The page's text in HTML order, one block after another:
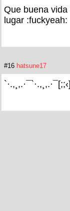
Que buena
lugar :fuckyeah:
#16 hatsune17